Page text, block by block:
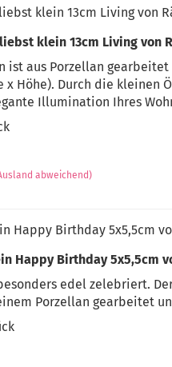
klein 13cm Living von
klein 13cm Living von
ist aus Porzellan gearbeitet
x Höhe). Durch die kleinen
Illumination Ihres
abweichend)
Happy Birthday 5x5,5cm
Happy Birthday 5x5,5cm
edel zelebriert.
Porzellan gearbeitet